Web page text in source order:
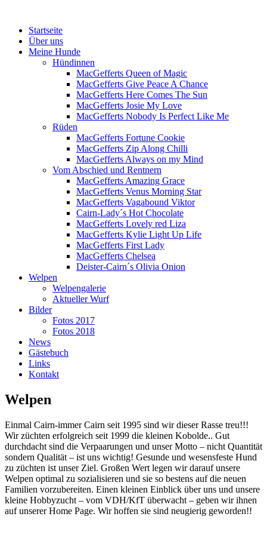
Menü
Zum
Inhalt
springen
Startseite
Über uns
Meine Hunde
Hündinnen
MacGefferts Queen of Magic
MacGefferts Give Peace A Chance
MacGefferts Here Comes The Sun
MacGefferts Josie My Love
MacGefferts Nobody Is Perfect Like Me
Rüden
MacGefferts Fortune Cookie
MacGefferts Zip Along Chilli
MacGefferts Always on my Mind
Vom Abschied und Rentnern
MacGefferts Amazing Grace
MacGefferts Venus Morning Star
MacGefferts Vagabound Viktor
Cairn-Lady´s Hot Chocolate
MacGefferts Lovely red Liza
MacGefferts Kylie Light Up Life
MacGefferts First Lady
MacGefferts Chelsea
Deister-Cairn´s Olivia Onion
Welpen
Welpengalerie
Aktueller Wurf
Bilder
Fotos 2017
Fotos 2018
News
Gästebuch
Links
Kontakt
Welpen
Einmal Cairn-immer Cairn seit 1995 sind wir dieser Rasse treu!!!
Wir züchten erfolgreich seit 1999 die kleinen Kobolde.. Gut
durchdacht sind die Verpaarungen und unser Motto – nicht Quantität
sondern Qualität – ist uns wichtig! Gesunde und wesensfeste Hund
zu züchten ist unser Ziel. Großen Wert legen wir darauf unsere
Welpen optimal zu sozialisieren und sie so bestens auf die neuen
Familien vorzubereiten. Einen kleinen Einblick über uns und unsere
kleine Hobbyzucht – vom VDH/KfT überwacht – geben wir ihnen
auf unserer Home Page. Wir hoffen sie sind neugierig geworden!!